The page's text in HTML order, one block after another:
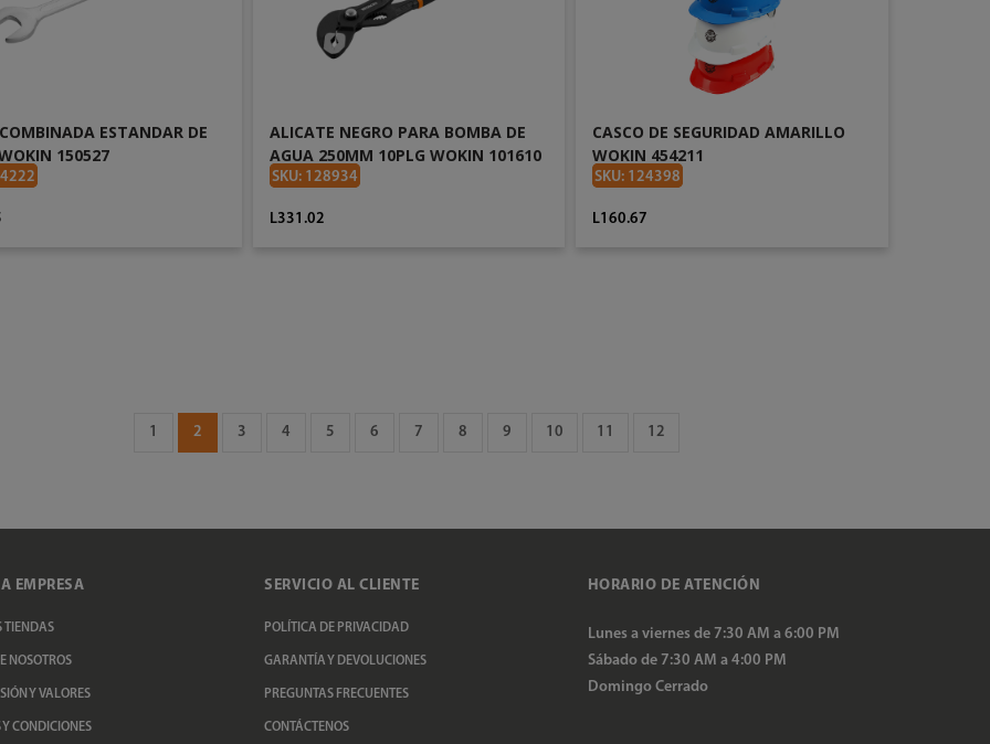
ESTANDAR DE
150527
ALICATE NEGRO PARA BOMBA DE
AGUA 250MM 10PLG WOKIN 101610
SKU: 128934
L331.02
CASCO DE SEGURIDAD AMARILLO
WOKIN 454211
SKU: 124398
L160.67
1 2 3 4 5 6 7 8 9 10 11 12
EMPRESA
TIENDAS
NOSOTROS
Y VALORES
Y CONDICIONES
SERVICIO AL CLIENTE
POLÍTICA DE PRIVACIDAD
GARANTÍA Y DEVOLUCIONES
PREGUNTAS FRECUENTES
CONTÁCTENOS
HORARIO DE ATENCIÓN
Lunes a viernes de 7:30 AM a 6:00 PM
Sábado de 7:30 AM a 4:00 PM
Domingo Cerrado